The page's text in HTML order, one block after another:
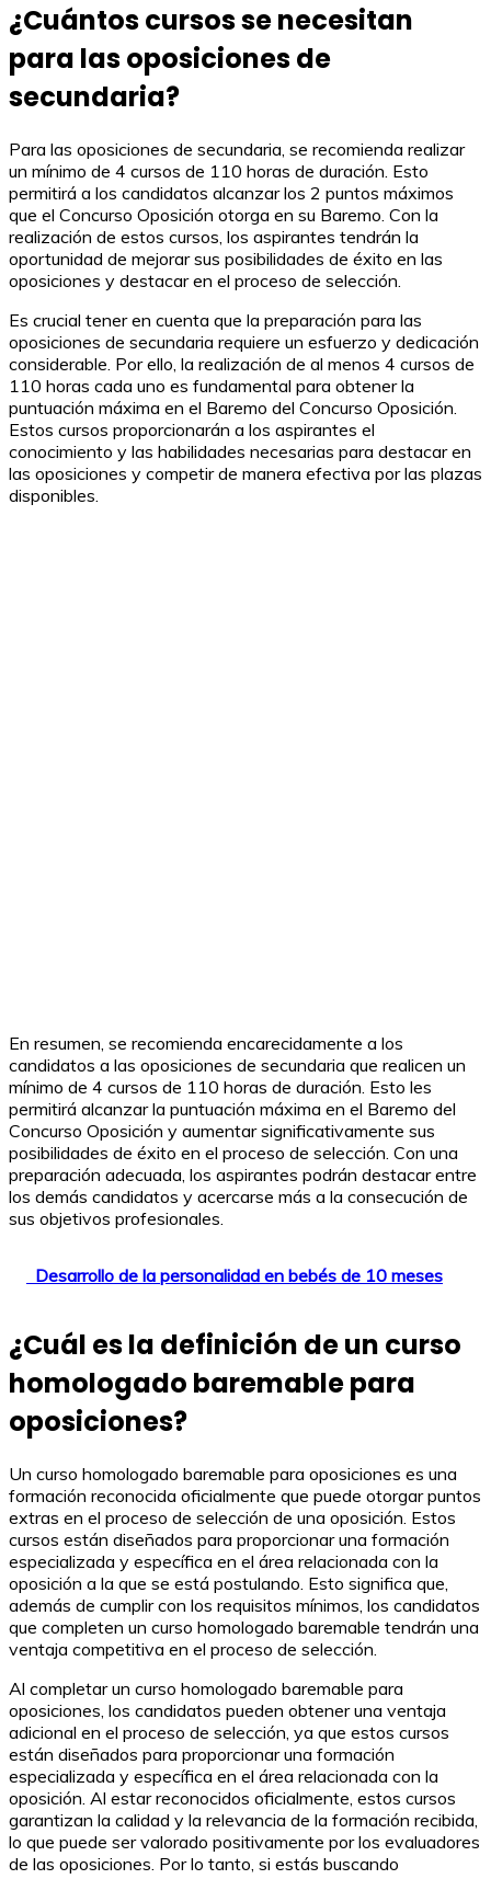
¿Cuántos cursos se necesitan
para las oposiciones de
secundaria?
Para las oposiciones de secundaria, se recomienda realizar
un mínimo de 4 cursos de 110 horas de duración. Esto
permitirá a los candidatos alcanzar los 2 puntos máximos
que el Concurso Oposición otorga en su Baremo. Con la
realización de estos cursos, los aspirantes tendrán la
oportunidad de mejorar sus posibilidades de éxito en las
oposiciones y destacar en el proceso de selección.
Es crucial tener en cuenta que la preparación para las
oposiciones de secundaria requiere un esfuerzo y dedicación
considerable. Por ello, la realización de al menos 4 cursos de
110 horas cada uno es fundamental para obtener la
puntuación máxima en el Baremo del Concurso Oposición.
Estos cursos proporcionarán a los aspirantes el
conocimiento y las habilidades necesarias para destacar en
las oposiciones y competir de manera efectiva por las plazas
disponibles.
En resumen, se recomienda encarecidamente a los
candidatos a las oposiciones de secundaria que realicen un
mínimo de 4 cursos de 110 horas de duración. Esto les
permitirá alcanzar la puntuación máxima en el Baremo del
Concurso Oposición y aumentar significativamente sus
posibilidades de éxito en el proceso de selección. Con una
preparación adecuada, los aspirantes podrán destacar entre
los demás candidatos y acercarse más a la consecución de
sus objetivos profesionales.
Desarrollo de la personalidad en bebés de 10 meses
¿Cuál es la definición de un curso
homologado baremable para
oposiciones?
Un curso homologado baremable para oposiciones es una
formación reconocida oficialmente que puede otorgar puntos
extras en el proceso de selección de una oposición. Estos
cursos están diseñados para proporcionar una formación
especializada y específica en el área relacionada con la
oposición a la que se está postulando. Esto significa que,
además de cumplir con los requisitos mínimos, los candidatos
que completen un curso homologado baremable tendrán una
ventaja competitiva en el proceso de selección.
Al completar un curso homologado baremable para
oposiciones, los candidatos pueden obtener una ventaja
adicional en el proceso de selección, ya que estos cursos
están diseñados para proporcionar una formación
especializada y específica en el área relacionada con la
oposición. Al estar reconocidos oficialmente, estos cursos
garantizan la calidad y la relevancia de la formación recibida,
lo que puede ser valorado positivamente por los evaluadores
de las oposiciones. Por lo tanto, si estás buscando